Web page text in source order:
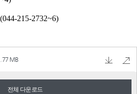
MB
전체 다운로드